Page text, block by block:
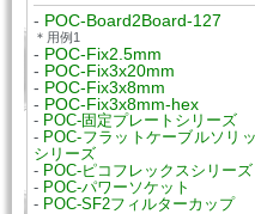
- POC-Board2Board-127
＊用例1
- POC-Fix2.5mm
- POC-Fix3x20mm
- POC-Fix3x8mm
- POC-Fix3x8mm-hex
- POC-固定プレートシリーズ
- POC-フラットケーブルソリ
シリーズ
- POC-ピコフレックスシリーズ
- POC-パワーソケット
- POC-SF2フィルターカップ